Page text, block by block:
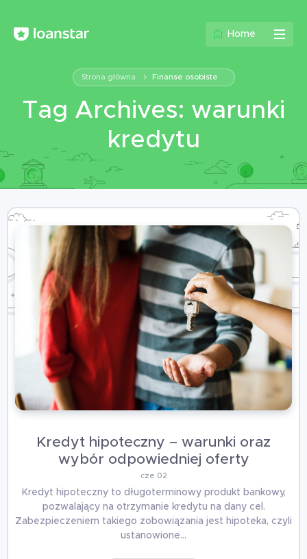
Home
Strona główna Finanse osobiste
Tag Archives: warunki
kredytu
Kredyt hipoteczny – warunki oraz
wybór odpowiedniej oferty
cze 02
Kredyt hipoteczny to długoterminowy produkt bankowy,
pozwalający na otrzymanie kredytu na dany cel.
Zabezpieczeniem takiego zobowiązania jest hipoteka, czyli
ustanowione…